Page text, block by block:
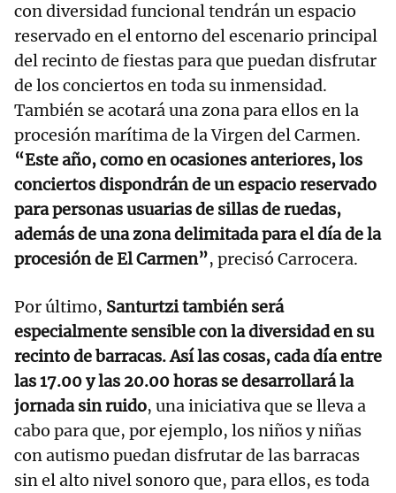
con diversidad funcional tendrán un espacio
reservado en el entorno del escenario principal
del recinto de fiestas para que puedan disfrutar
de los conciertos en toda su inmensidad.
También se acotará una zona para ellos en la
procesión marítima de la Virgen del Carmen.
“Este año, como en ocasiones anteriores, los
conciertos dispondrán de un espacio reservado
para personas usuarias de sillas de ruedas,
además de una zona delimitada para el día de la
procesión de El Carmen”, precisó Carrocera.
Por último, Santurtzi también será
especialmente sensible con la diversidad en su
recinto de barracas. Así las cosas, cada día entre
las 17.00 y las 20.00 horas se desarrollará la
jornada sin ruido, una iniciativa que se lleva a
cabo para que, por ejemplo, los niños y niñas
con autismo puedan disfrutar de las barracas
sin el alto nivel sonoro que, para ellos, es toda